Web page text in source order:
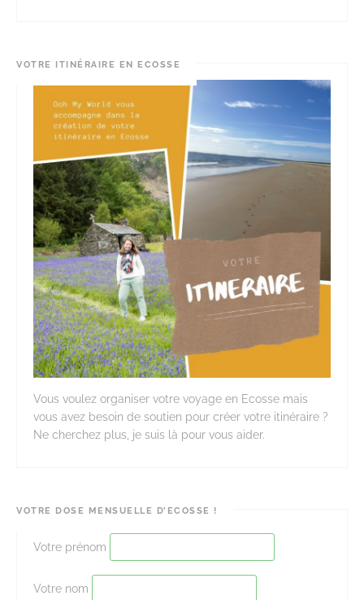
VOTRE ITINÉRAIRE EN ECOSSE
Vous voulez organiser votre voyage en Ecosse mais
vous avez besoin de soutien pour créer votre itinéraire ?
Ne cherchez plus, je suis là pour vous aider.
VOTRE DOSE MENSUELLE D’ECOSSE !
Votre prénom
Votre nom